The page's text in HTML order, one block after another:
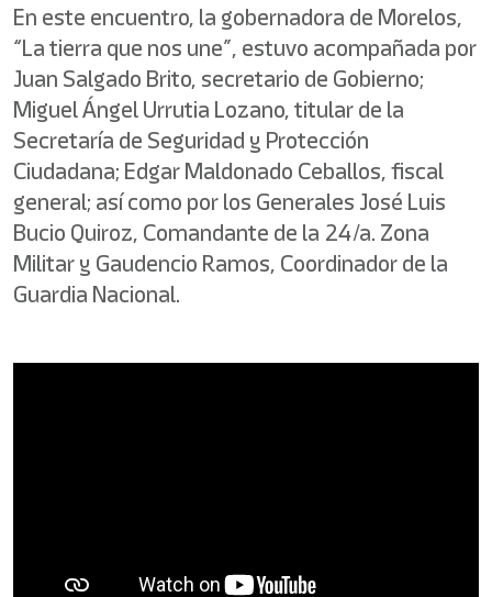
En este encuentro, la gobernadora de Morelos,
“La tierra que nos une”, estuvo acompañada por
Juan Salgado Brito, secretario de Gobierno;
Miguel Ángel Urrutia Lozano, titular de la
Secretaría de Seguridad y Protección
Ciudadana; Edgar Maldonado Ceballos, fiscal
general; así como por los Generales José Luis
Bucio Quiroz, Comandante de la 24/a. Zona
Militar y Gaudencio Ramos, Coordinador de la
Guardia Nacional.